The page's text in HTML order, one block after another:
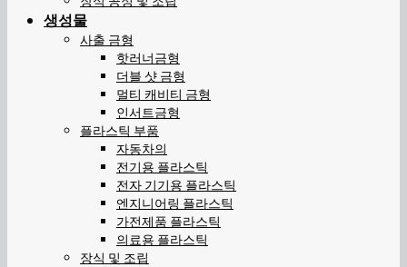
생성물
사출 금형
핫러너금형
더블 샷 금형
멀티 캐비티 금형
인서트금형
플라스틱 부품
자동차의
전기용 플라스틱
전자 기기용 플라스틱
엔지니어링 플라스틱
가전제품 플라스틱
의료용 플라스틱
장식 및 조립